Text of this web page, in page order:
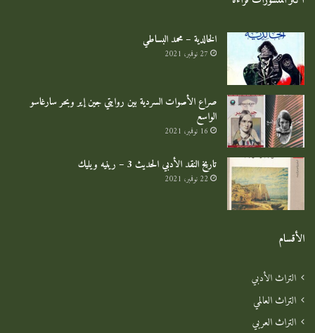
الخالدية – محمد البساطي
27 نوفمبر، 2021
صراع الأصوات السردية بين روايتي جين إير وبحر سارغاسو
الواسع
16 نوفمبر، 2021
تاريخ النقد الأدبي الحديث 3 – رينيه ويليك
22 نوفمبر، 2021
الأقسام
التراث الأدبي
التراث العالمي
التراث العربي